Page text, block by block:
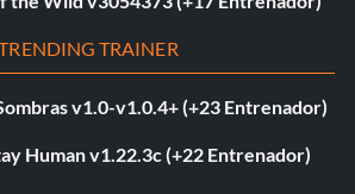
TRAINER
v1.0-v1.0.4+ (+23 Entrenador)
Human v1.22.3c (+22 Entrenador)